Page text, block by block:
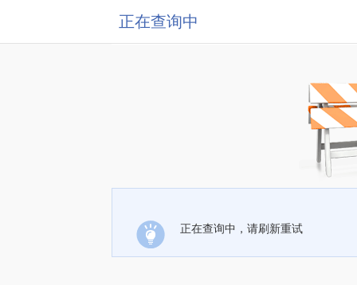
正在查询中
正在查询中，请刷新重试